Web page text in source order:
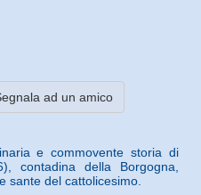
ad un amico
e commovente storia di
contadina della Borgogna,
sante del cattolicesimo.